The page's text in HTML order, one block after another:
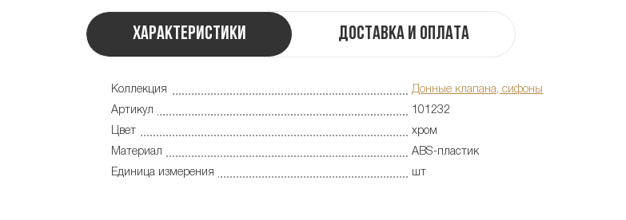
Характеристики Доставка и оплата
Коллекция
Донные клапана, сифоны
Артикул
101232
Цвет
хром
Материал
ABS-пластик
Единица измерения
шт